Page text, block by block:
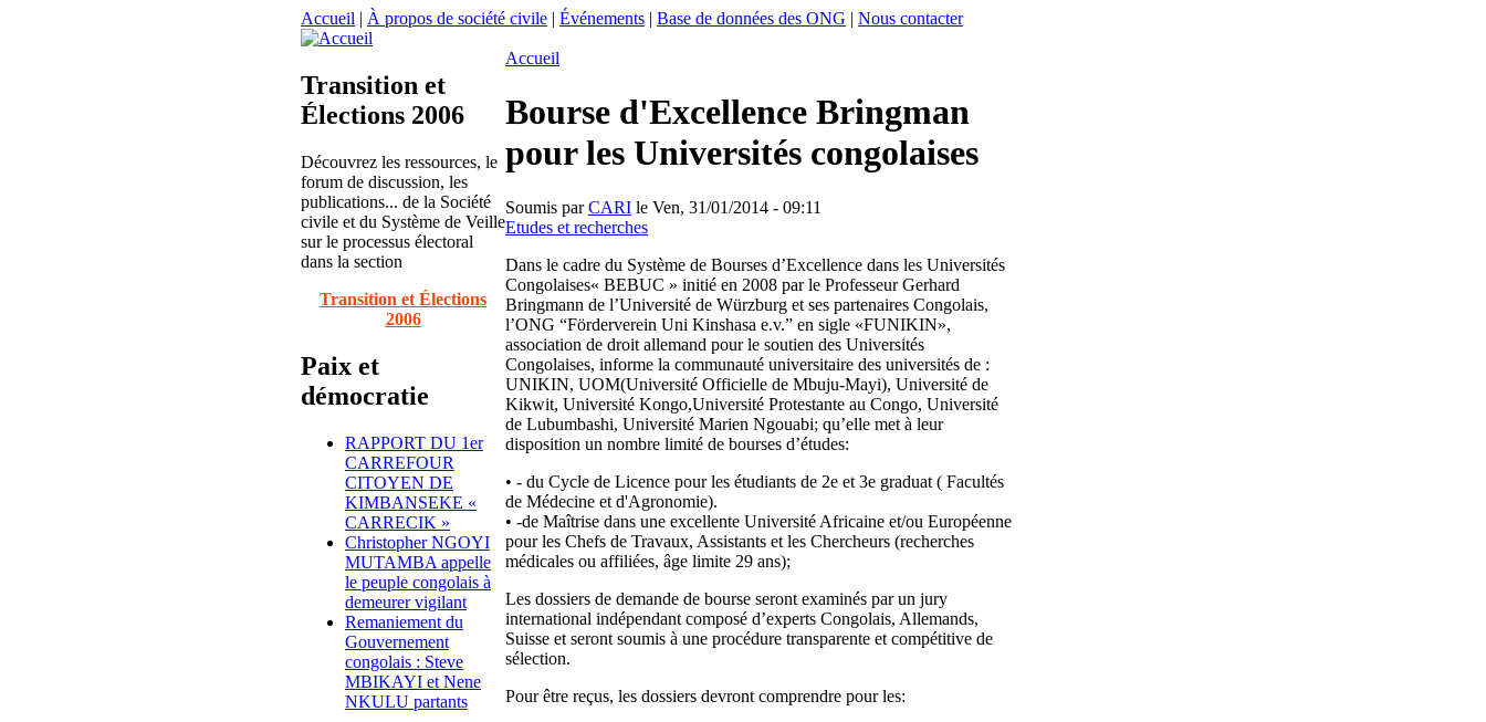
Accueil | À propos de société civile | Événements | Base de données des ONG | Nous contacter
Transition et
Élections 2006
Découvrez les ressources, le
forum de discussion, les
publications... de la Société
civile et du Système de Veille
sur le processus électoral
dans la section
Transition et Élections
2006
Paix et
démocratie
RAPPORT DU 1er
CARREFOUR
CITOYEN DE
KIMBANSEKE «
CARRECIK »
Christopher NGOYI
MUTAMBA appelle
le peuple congolais à
demeurer vigilant
Remaniement du
Gouvernement
congolais : Steve
MBIKAYI et Nene
NKULU partants
Accueil
Bourse d'Excellence Bringman
pour les Universités congolaises
Soumis parCARI le Ven, 31/01/2014 - 09:11
Etudes et recherches
Dans le cadre du Système de Bourses d’Excellence dans les Universités
Congolaises« BEBUC » initié en 2008 par le Professeur Gerhard
Bringmann de l’Université de Würzburg et ses partenaires Congolais,
l’ONG “Förderverein Uni Kinshasa e.v.” en sigle «FUNIKIN»,
association de droit allemand pour le soutien des Universités
Congolaises, informe la communauté universitaire des universités de :
UNIKIN, UOM(Université Officielle de Mbuju-Mayi), Université de
Kikwit, Université Kongo,Université Protestante au Congo, Université
de Lubumbashi, Université Marien Ngouabi; qu’elle met à leur
disposition un nombre limité de bourses d’études:
• - du Cycle de Licence pour les étudiants de 2e et 3e graduat ( Facultés
de Médecine et d'Agronomie).
• -de Maîtrise dans une excellente Université Africaine et/ou Européenne
pour les Chefs de Travaux, Assistants et les Chercheurs (recherches
médicales ou affiliées, âge limite 29 ans);
Les dossiers de demande de bourse seront examinés par un jury
international indépendant composé d’experts Congolais, Allemands,
Suisse et seront soumis à une procédure transparente et compétitive de
sélection.
Pour être reçus, les dossiers devront comprendre pour les: